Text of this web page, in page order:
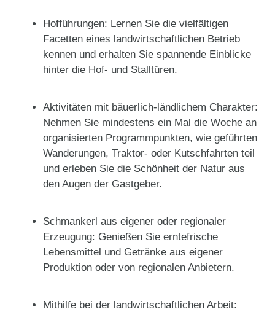
Hofführungen: Lernen Sie die vielfältigen
Facetten eines landwirtschaftlichen Betrieb
kennen und erhalten Sie spannende Einblicke
hinter die Hof- und Stalltüren.
Aktivitäten mit bäuerlich-ländlichem Charakter:
Nehmen Sie mindestens ein Mal die Woche an
organisierten Programmpunkten, wie geführten
Wanderungen, Traktor- oder Kutschfahrten teil
und erleben Sie die Schönheit der Natur aus
den Augen der Gastgeber.
Schmankerl aus eigener oder regionaler
Erzeugung: Genießen Sie erntefrische
Lebensmittel und Getränke aus eigener
Produktion oder von regionalen Anbietern.
Mithilfe bei der landwirtschaftlichen Arbeit: